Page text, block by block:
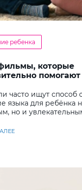
ребенка
которые
часто ищут способ
языка для ребёнка
но и